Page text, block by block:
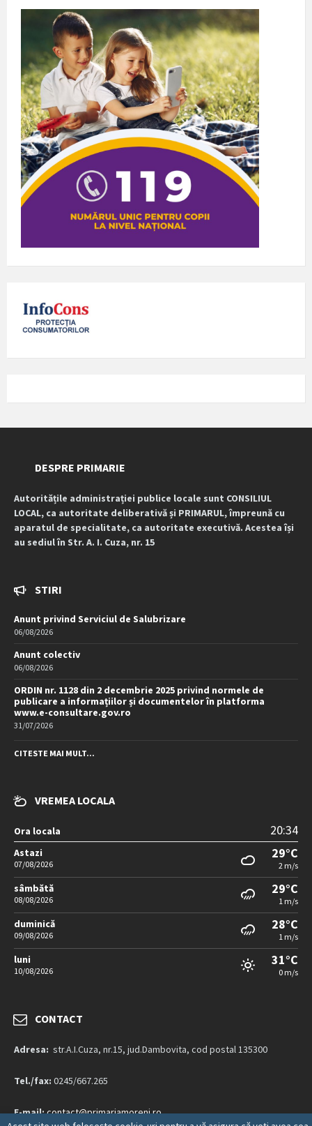
DESPRE PRIMARIE
Autoritățile administrației publice locale sunt CONSILIUL
LOCAL, ca autoritate deliberativă și PRIMARUL, împreună cu
aparatul de specialitate, ca autoritate executivă. Acestea își
au sediul în Str. A. I. Cuza, nr. 15
STIRI
Anunt privind Serviciul de Salubrizare
06/08/2026
Anunt colectiv
06/08/2026
ORDIN nr. 1128 din 2 decembrie 2025 privind normele de
publicare a informațiilor și documentelor în platforma
www.e-consultare.gov.ro
31/07/2026
CITESTE MAI MULT...
VREMEA LOCALA
Ora locala 20:34
Astazi
07/08/2026
29°C
2 m/s
sâmbătă
08/08/2026
29°C
1 m/s
duminică
09/08/2026
28°C
1 m/s
luni
10/08/2026
31°C
0 m/s
CONTACT
Adresa: str.A.I.Cuza, nr.15, jud.Dambovita, cod postal 135300
Tel./fax: 0245/667.265
E-mail:contact@primariamoreni.ro